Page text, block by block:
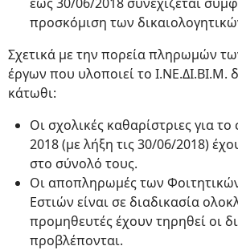
προσκόμιση των
Σχετικά με την πορεία πληρωμών
έργων που υλοποιεί το Ι.ΝΕ.ΔΙ.ΒΙ.Μ.
κάτωθι:
Οι σχολικές καθαρίστριες για
2018 (με λήξη τις 30/06/2018)
στο σύνολό τους.
Οι αποπληρωμές των
Εστιών είναι σε διαδικασία
προμηθευτές έχουν τηρηθεί οι
προβλέπονται.